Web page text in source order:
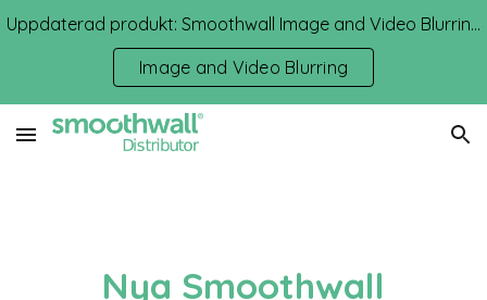
Skip to main content
Uppdaterad produkt: Smoothwall Image and Video Blurring
Image and Video Blurring
Nya Smoothwall